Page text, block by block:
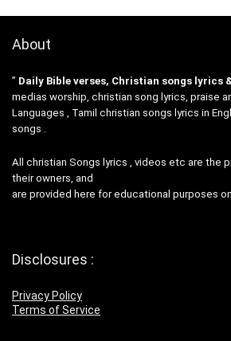
About
” Daily Bible verses, Christian songs lyrics
medias worship, christian song lyrics, praise
Languages , Tamil christian songs lyrics in
songs .
All christian Songs lyrics , videos etc are the
their owners, and
are provided here for educational purposes
Disclosures :
Privacy Policy
Terms of Service